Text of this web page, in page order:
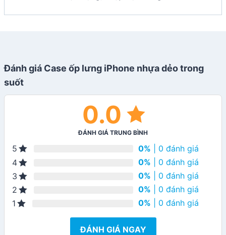
Đánh giá Case ốp lưng iPhone nhựa dẻo trong
suốt
0.0
ĐÁNH GIÁ TRUNG BÌNH
5 0% | 0 đánh giá
4
0% | 0 đánh giá
3
0% | 0 đánh giá
2
0% | 0 đánh giá
1
0% | 0 đánh giá
ĐÁNH GIÁ NGAY